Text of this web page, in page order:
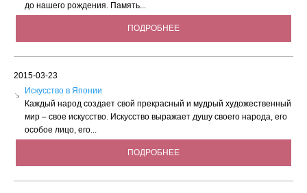
до нашего рождения. Память...
ПОДРОБНЕЕ
2015-03-23
Искусство в Японии
Каждый народ создает свой прекрасный и мудрый художественный
мир – свое искусство. Искусство выражает душу своего народа, его
особое лицо, его...
ПОДРОБНЕЕ